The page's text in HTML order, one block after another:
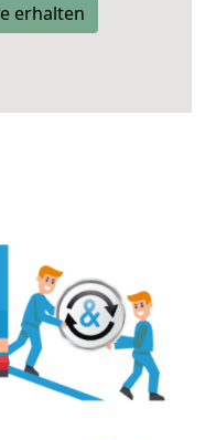
erhalten